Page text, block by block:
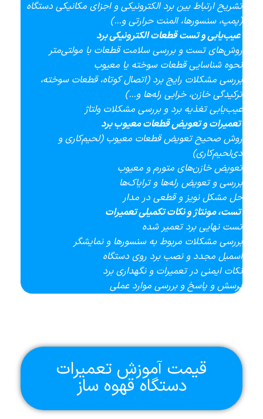
تشریح ارتباط بین برد الکترونیکی و اجزای مکانیکی دستگاه
(پمپ، سنسورها، المنت حرارتی و…)
عیب‌یابی و تست قطعات الکترونیکی برد
روش‌های تست و بررسی سلامت قطعات با مولتی‌متر
نحوه شناسایی قطعات سوخته یا معیوب
بررسی مشکلات رایج برد (اتصال کوتاه، قطعات سوخته،
ترکیدگی خازن، خرابی رله‌ها و…)
عیب‌یابی تغذیه برد و بررسی مشکلات ولتاژ
تعمیرات و تعویض قطعات معیوب برد
روش صحیح تعویض قطعات معیوب (لحیم‌کاری و
دی‌لحیم‌کاری)
تعویض خازن‌های متورم و معیوب
بررسی و تعویض رله‌ها و ترایاک‌ها
حل مشکل نویز و قطعی در مدار
تست، مونتاژ و نکات تکمیلی تعمیرات
تست نهایی برد تعمیر شده
بررسی مشکلات مربوط به سنسورها و نمایشگر
اسمبل مجدد و نصب برد روی دستگاه
نکات ایمنی در تعمیرات و نگهداری برد
پرسش و پاسخ و بررسی موارد عملی
قیمت آموزش تعمیرات
دستگاه قهوه ساز